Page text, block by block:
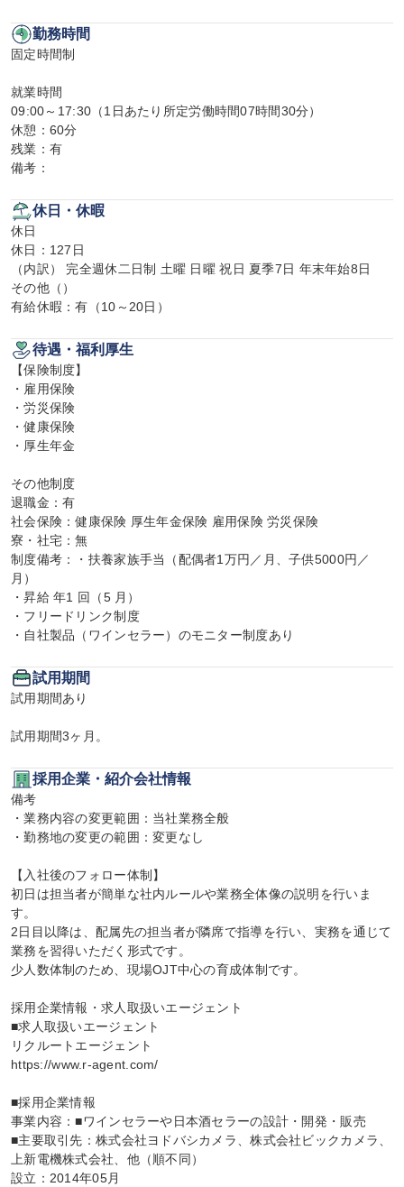
勤務時間
固定時間制
就業時間
09:00～17:30（1日あたり所定労働時間07時間30分）
休憩：60分
残業：有
備考：
休日・休暇
休日
休日：127日
（内訳） 完全週休二日制 土曜 日曜 祝日 夏季7日 年末年始8日
その他（）
有給休暇：有（10～20日）
待遇・福利厚生
【保険制度】
・雇用保険
・労災保険
・健康保険
・厚生年金
その他制度
退職金：有
社会保険：健康保険 厚生年金保険 雇用保険 労災保険
寮・社宅：無
制度備考：・扶養家族手当（配偶者1万円／月、子供5000円／
月）
・昇給 年1 回（5 月）
・フリードリンク制度
・自社製品（ワインセラー）のモニター制度あり
試用期間
試用期間あり
試用期間3ヶ月。
採用企業・紹介会社情報
備考
・業務内容の変更範囲：当社業務全般
・勤務地の変更の範囲：変更なし
【入社後のフォロー体制】
初日は担当者が簡単な社内ルールや業務全体像の説明を行いま
す。
2日目以降は、配属先の担当者が隣席で指導を行い、実務を通じて
業務を習得いただく形式です。
少人数体制のため、現場OJT中心の育成体制です。
採用企業情報・求人取扱いエージェント
■求人取扱いエージェント
リクルートエージェント
https://www.r-agent.com/
■採用企業情報
事業内容：■ワインセラーや日本酒セラーの設計・開発・販売
■主要取引先：株式会社ヨドバシカメラ、株式会社ビックカメラ、
上新電機株式会社、他（順不同）
設立：2014年05月